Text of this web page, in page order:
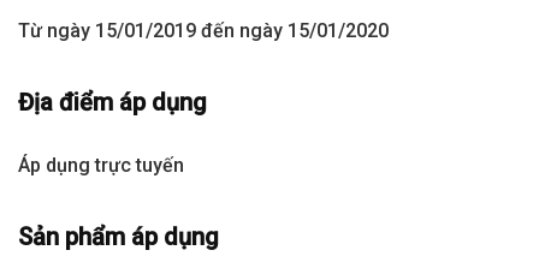
Từ ngày 15/01/2019 đến ngày 15/01/2020
Địa điểm áp dụng
Áp dụng trực tuyến
Sản phẩm áp dụng